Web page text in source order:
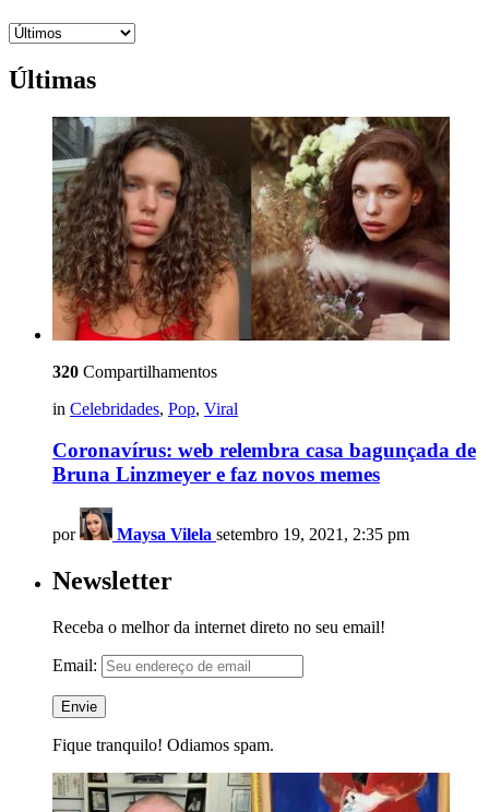
Últimas
320 Compartilhamentos
in Celebridades, Pop, Viral
Coronavírus: web relembra casa bagunçada de
Bruna Linzmeyer e faz novos memes
por Maysa Vilela setembro 19, 2021, 2:35 pm
Newsletter
Receba o melhor da internet direto no seu email!
Email:
Fique tranquilo! Odiamos spam.